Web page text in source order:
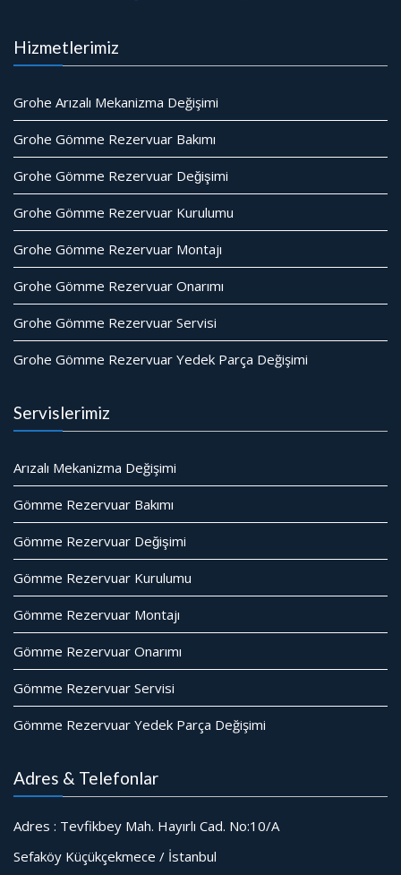
Hizmetlerimiz
Grohe Arızalı Mekanizma Değişimi
Grohe Gömme Rezervuar Bakımı
Grohe Gömme Rezervuar Değişimi
Grohe Gömme Rezervuar Kurulumu
Grohe Gömme Rezervuar Montajı
Grohe Gömme Rezervuar Onarımı
Grohe Gömme Rezervuar Servisi
Grohe Gömme Rezervuar Yedek Parça Değişimi
Servislerimiz
Arızalı Mekanizma Değişimi
Gömme Rezervuar Bakımı
Gömme Rezervuar Değişimi
Gömme Rezervuar Kurulumu
Gömme Rezervuar Montajı
Gömme Rezervuar Onarımı
Gömme Rezervuar Servisi
Gömme Rezervuar Yedek Parça Değişimi
Adres & Telefonlar
Adres : Tevfikbey Mah. Hayırlı Cad. No:10/A
Sefaköy Küçükçekmece / İstanbul